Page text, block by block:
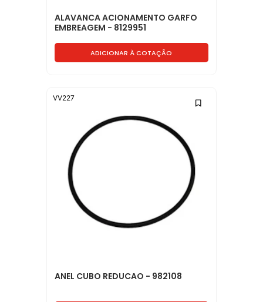
ALAVANCA ACIONAMENTO GARFO
EMBREAGEM - 8129951
ADICIONAR À COTAÇÃO
ANEL CUBO REDUCAO - 982108
VV227